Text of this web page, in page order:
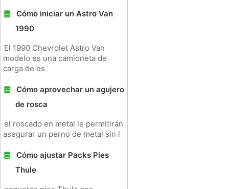
Cómo iniciar un Astro Van
1990
El 1990 Chevrolet Astro Van
modelo es una camioneta de
carga de es
Cómo aprovechar un agujero
de rosca
el roscado en metal le permitirán
asegurar un perno de metal sin l
Cómo ajustar Packs Pies
Thule